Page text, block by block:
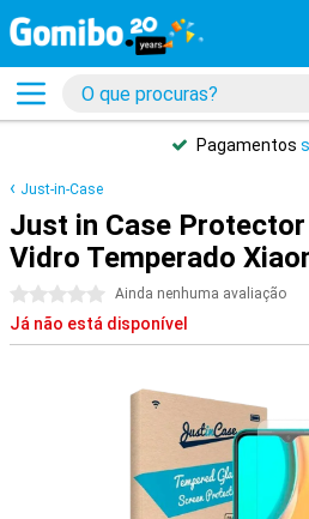
Pagamentos
Just-in-Case
Just in Case
Vidro Temperado
0 estrelas Ainda nenhuma avaliação
Já não está disponível